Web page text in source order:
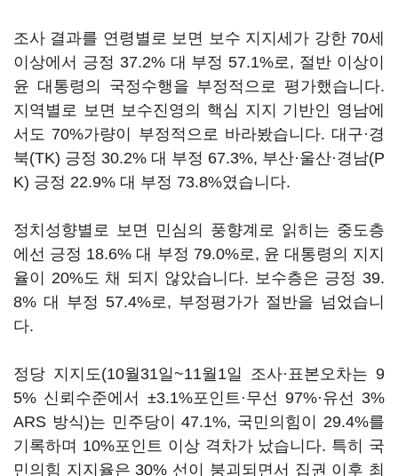
조사 결과를 연령별로 보면 보수 지지세가 강한 70세
이상에서 긍정 37.2% 대 부정 57.1%로, 절반 이상이
윤 대통령의 국정수행을 부정적으로 평가했습니다.
지역별로 보면 보수진영의 핵심 지지 기반인 영남에
서도 70%가량이 부정적으로 바라봤습니다. 대구·경
북(TK) 긍정 30.2% 대 부정 67.3%, 부산·울산·경남(P
K) 긍정 22.9% 대 부정 73.8%였습니다.
정치성향별로 보면 민심의 풍향계로 읽히는 중도층
에선 긍정 18.6% 대 부정 79.0%로, 윤 대통령의 지지
율이 20%도 채 되지 않았습니다. 보수층은 긍정 39.
8% 대 부정 57.4%로, 부정평가가 절반을 넘었습니
다.
정당 지지도(10월31일~11월1일 조사·표본오차는 9
5% 신뢰수준에서 ±3.1%포인트·무선 97%·유선 3%
ARS 방식)는 민주당이 47.1%, 국민의힘이 29.4%를
기록하며 10%포인트 이상 격차가 났습니다. 특히 국
민의힘 지지율은 30% 선이 붕괴되면서 집권 이후 최